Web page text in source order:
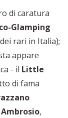
di caratura
Glamping
rari in Italia);
appare
- il Little
di fama
,